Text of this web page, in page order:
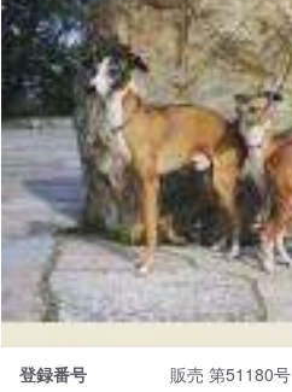
登録番号
販売 第51180号